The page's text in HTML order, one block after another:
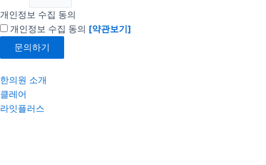
개인정보 수집 동의
개인정보 수집 동의 [약관보기]
문의하기
한의원 소개
클레어
라잇플러스
우리아이